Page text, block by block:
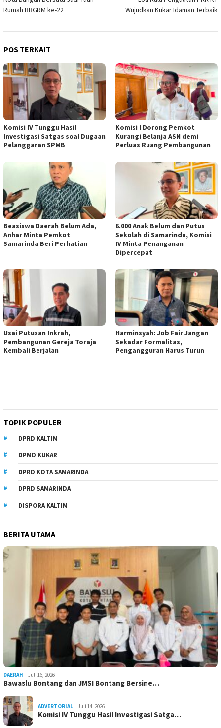
pos
Rumah BBGRM ke-22
Wujudkan Kukar Idaman Terbaik
POS TERKAIT
Komisi IV Tunggu Hasil
Investigasi Satgas soal Dugaan
Pelanggaran SPMB
Komisi I Dorong Pemkot
Kurangi Belanja ASN demi
Perluas Ruang Pembangunan
Beasiswa Daerah Belum Ada,
Anhar Minta Pemkot
Samarinda Beri Perhatian
6.000 Anak Belum dan Putus
Sekolah di Samarinda, Komisi
IV Minta Penanganan
Dipercepat
Usai Putusan Inkrah,
Pembangunan Gereja Toraja
Kembali Berjalan
Harminsyah: Job Fair Jangan
Sekadar Formalitas,
Pengangguran Harus Turun
TOPIK POPULER
DPRD KALTIM
DPMD KUKAR
DPRD KOTA SAMARINDA
DPRD SAMARINDA
DISPORA KALTIM
BERITA UTAMA
DAERAH Juli 16, 2026
Bawaslu Bontang dan JMSI Bontang Bersine…
ADVERTORIAL Juli 14, 2026
Komisi IV Tunggu Hasil Investigasi Satga…